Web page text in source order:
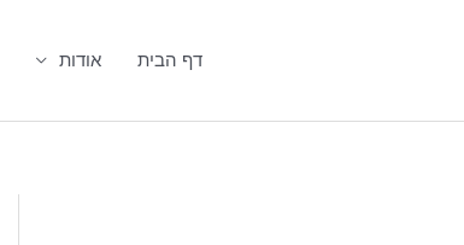
דף הבית אודות